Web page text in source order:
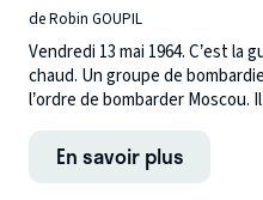
de Robin GOUPIL
Vendredi 13 mai 1964. C’est la
chaud. Un groupe de
l’ordre de bombarder Moscou.
En savoir plus